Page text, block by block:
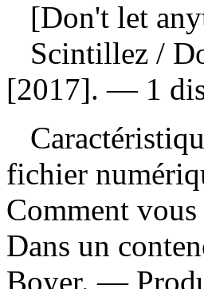
[Don't let
Scintillez /
[2017]. — 1
fichier
Comment
Dans un
Boyer. —